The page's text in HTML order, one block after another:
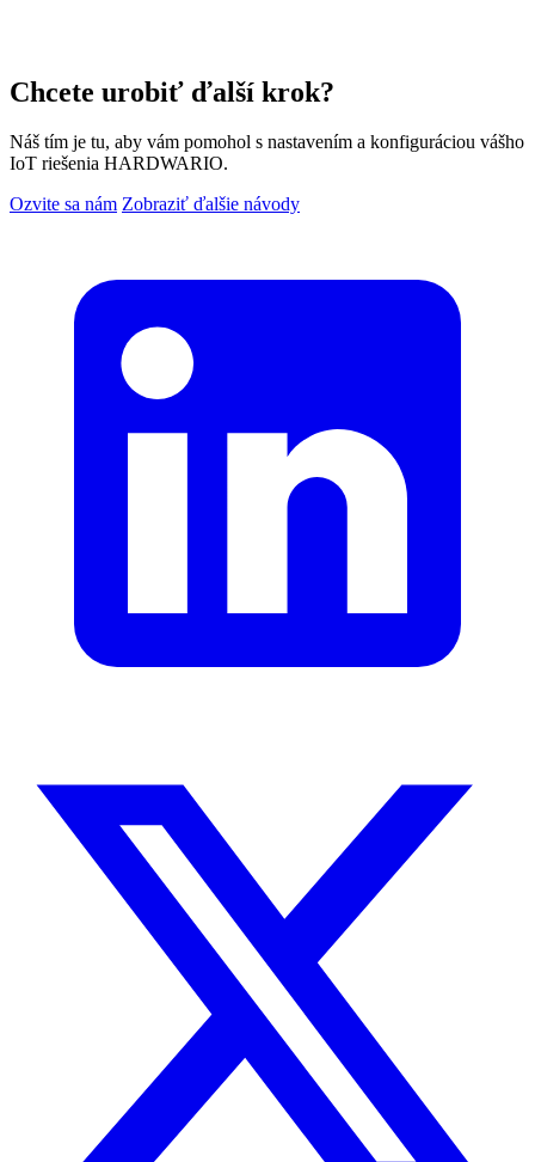
Chcete urobiť ďalší krok?
Náš tím je tu, aby vám pomohol s nastavením a konfiguráciou vášho
IoT riešenia HARDWARIO.
Ozvite sa nám Zobraziť ďalšie návody